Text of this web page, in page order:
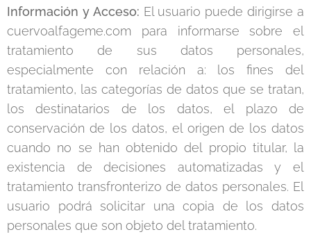
Información y Acceso: El usuario puede dirigirse a
cuervoalfageme.com para informarse sobre el
tratamiento de sus datos personales,
especialmente con relación a: los fines del
tratamiento, las categorías de datos que se tratan,
los destinatarios de los datos, el plazo de
conservación de los datos, el origen de los datos
cuando no se han obtenido del propio titular, la
existencia de decisiones automatizadas y el
tratamiento transfronterizo de datos personales. El
usuario podrá solicitar una copia de los datos
personales que son objeto del tratamiento.